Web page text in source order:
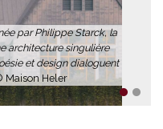
par Philippe Starck, la
architecture singulière
et design dialoguent
Heler
1